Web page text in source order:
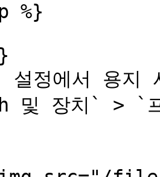
%}
설정에서 용지
및 장치` > `프